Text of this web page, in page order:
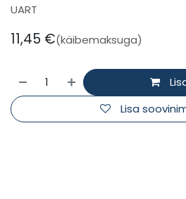
UART
11,45 €(käibemaksuga)
Lisa